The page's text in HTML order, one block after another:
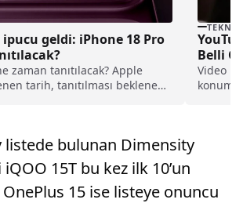
ipucu geldi: iPhone 18 Pro
zaman tanıtılacak? Apple
tarih, tanıtılması beklenen
Belli
Video
listede bulunan Dimensity
15T bu kez ilk 10’un
OnePlus 15 ise listeye onuncu